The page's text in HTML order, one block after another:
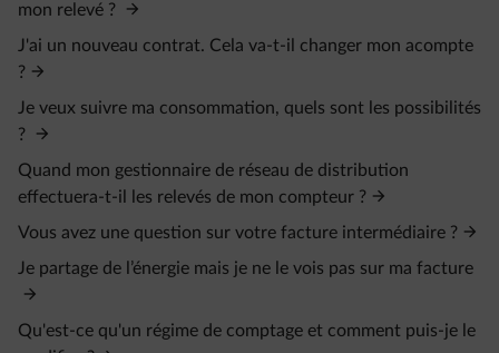
mon relevé ?
J'ai un nouveau contrat. Cela va-t-il changer mon acompte
?
Je veux suivre ma consommation, quels sont les possibilités
?
Quand mon gestionnaire de réseau de distribution
effectuera-t-il les relevés de mon compteur ?
Vous avez une question sur votre facture intermédiaire ?
Je partage de l’énergie mais je ne le vois pas sur ma facture
Qu'est-ce qu'un régime de comptage et comment puis-je le